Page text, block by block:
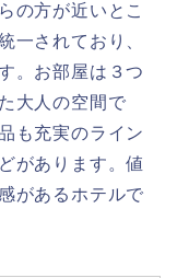
の方が近いとこ
一されており、
。お部屋は３つ
大人の空間で
も充実のライン
があります。値
があるホテルで